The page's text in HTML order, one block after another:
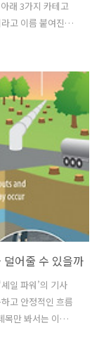
래 3가지 카테고
고 이름 붙여진 안
요. 이 제품은 카
띄는 3가지 카테
할 때 쓰는 제품
군이 크게 확장
가 있는 것을 볼 수
비서 알렉사(Al..
어줄 수 있을까
일 파워’의 기사
고 안정적인 흐름
목만 봐서는 이제
다. 하지만 실상